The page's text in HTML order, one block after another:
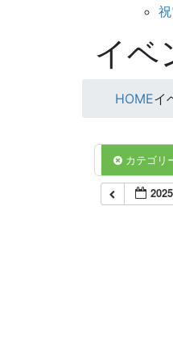
イベ
HOMEイ
カテゴリ